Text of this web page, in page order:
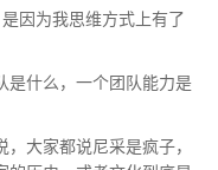
因为我思维方式上有了
是什么，一个团队能力是
大家都说尼采是疯子，